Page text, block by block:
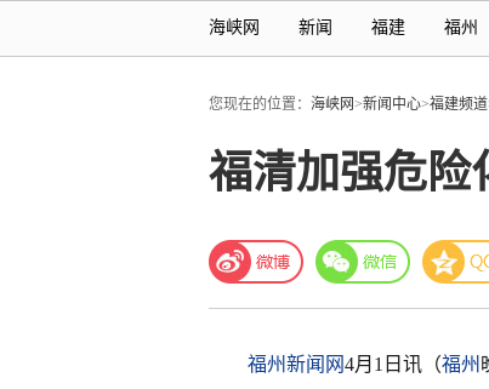
海峡网 新闻 福建 福州
您现在的位置： 海峡网>新闻中心>福建频道
福清加强危险
福州新闻网4月1日讯（福州